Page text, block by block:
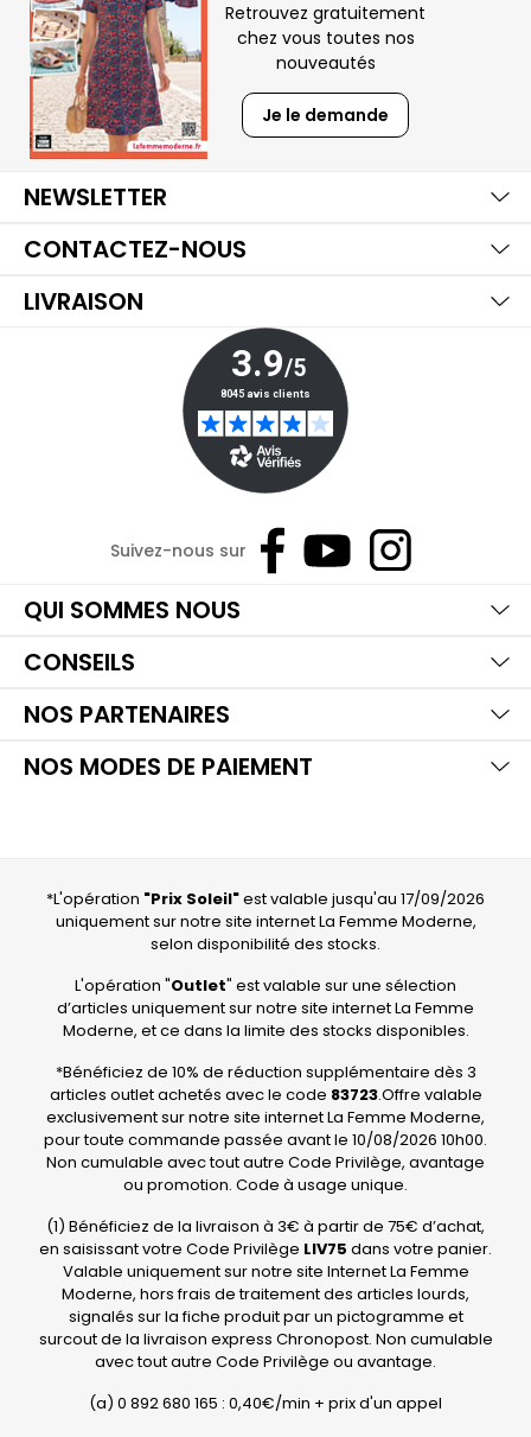
Retrouvez gratuitement
chez vous toutes nos
nouveautés
Je le demande
NEWSLETTER
CONTACTEZ-NOUS
LIVRAISON
Suivez-nous sur
QUI SOMMES NOUS
CONSEILS
NOS PARTENAIRES
NOS MODES DE PAIEMENT
*L'opération "Prix Soleil"est valable jusqu'au 17/09/2026
uniquement sur notre site internet La Femme Moderne,
selon disponibilité des stocks.
L'opération "Outlet" est valable sur une sélection
d’articles uniquement sur notre site internet La Femme
Moderne, et ce dans la limite des stocks disponibles.
*Bénéficiez de 10% de réduction supplémentaire dès 3
articles outlet achetés avec le code 83723.Offre valable
exclusivement sur notre site internet La Femme Moderne,
pour toute commande passée avant le 10/08/2026 10h00.
Non cumulable avec tout autre Code Privilège, avantage
ou promotion. Code à usage unique.
(1) Bénéficiez de la livraison à 3€ à partir de 75€ d’achat,
en saisissant votre Code Privilège LIV75 dans votre panier.
Valable uniquement sur notre site Internet La Femme
Moderne, hors frais de traitement des articles lourds,
signalés sur la fiche produit par un pictogramme et
surcout de la livraison express Chronopost. Non cumulable
avec tout autre Code Privilège ou avantage.
(a) 0 892 680 165 : 0,40€/min + prix d'un appel